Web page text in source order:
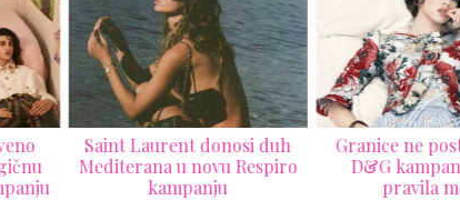
Saint Laurent donosi duh
Mediterana u novu Respiro
kampanju
Granice ne postoje: nova
D&G kampanja briše
pravila mode